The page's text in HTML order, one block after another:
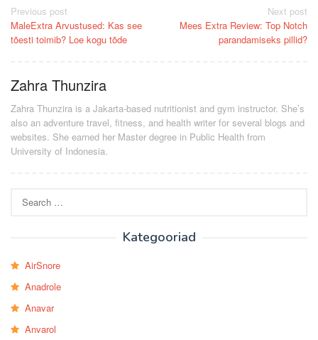
Post
navigation
Previous post
MaleExtra Arvustused: Kas see
tõesti toimib? Loe kogu tõde
Next post
Mees Extra Review: Top Notch
parandamiseks pillid?
Zahra Thunzira
Zahra Thunzira is a Jakarta-based nutritionist and gym instructor. She’s
also an adventure travel, fitness, and health writer for several blogs and
websites. She earned her Master degree in Public Health from
University of Indonesia.
for:
Kategooriad
AirSnore
Anadrole
Anavar
Anvarol